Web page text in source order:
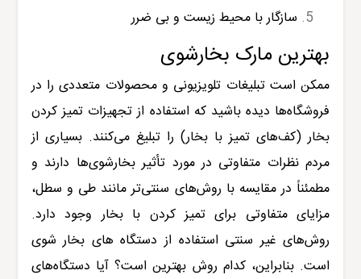
سازگار با محیط زیست و بی ضرر
بهترین مارک بخارشوی
ممکن است تبلیغات تلویزیونی و محصولات متعددی را در
فروشگاه‌ها دیده باشید که استفاده از تجهیزات تمیز کردن
بخار (کف‌های تمیز با بخار) را تبلیغ می‌کنند. بسیاری از
مردم نظرات متفاوتی در مورد تأثیر بخارشوی‌ها دارند و
مطمئناً در مقایسه با روش‌های سنتی‌تر مانند طی و سطل،
مزایای متفاوتی برای تمیز کردن با بخار وجود دارد.
روش‌های غیر سنتی استفاده از دستگاه های بخار شوی
است. بنابراین، کدام روش بهترین است؟ آیا دستگاه‌های